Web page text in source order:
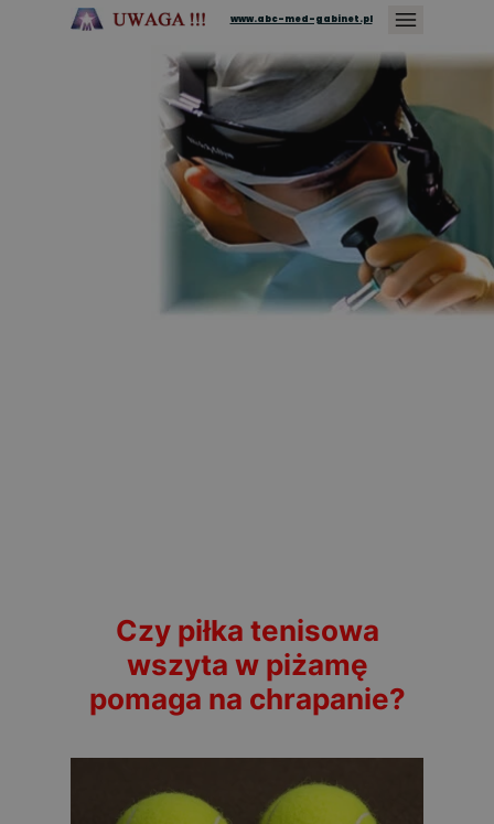
www.abc-med-gabinet.pl
Czy piłka tenisowa
wszyta w piżamę
pomaga na chrapanie?